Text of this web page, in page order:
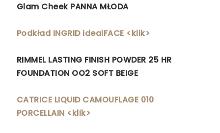
Glam Cheek PANNA MŁODA
Podkład INGRID idealFACE <klik>
RIMMEL LASTING FINISH POWDER 25 HR
FOUNDATION OO2 SOFT BEIGE
CATRICE LIQUID CAMOUFLAGE 010
PORCELLAIN <klik>